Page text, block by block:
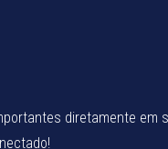
diretamente em